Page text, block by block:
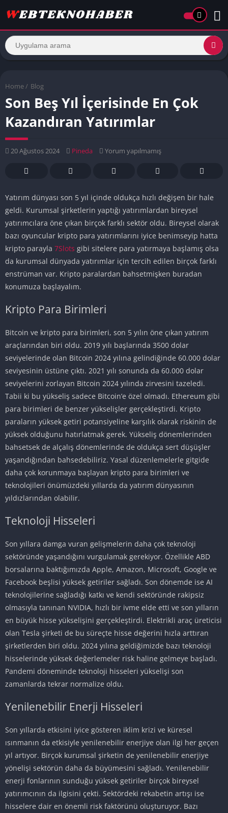
Home / Blog
Son Beş Yıl İçerisinde En Çok
Kazandıran Yatırımlar
20 Ağustos 2024 Pineda Yorum yapılmamış
Yatırım dünyası son 5 yıl içinde oldukça hızlı değişen bir hale
geldi. Kurumsal şirketlerin yaptığı yatırımlardan bireysel
yatırımcılara öne çıkan birçok farklı sektör oldu. Bireysel olarak
bazı oyuncular kripto para yatırımlarını iyice benimseyip hatta
kripto parayla 7Slots gibi sitelere para yatırmaya başlamış olsa
da kurumsal dünyada yatırımlar için tercih edilen birçok farklı
enstrüman var. Kripto paralardan bahsetmişken buradan
konumuza başlayalım.
Kripto Para Birimleri
Bitcoin ve kripto para birimleri, son 5 yılın öne çıkan yatırım
araçlarından biri oldu. 2019 yılı başlarında 3500 dolar
seviyelerinde olan Bitcoin 2024 yılına gelindiğinde 60.000 dolar
seviyesinin üstüne çıktı. 2021 yılı sonunda da 60.000 dolar
seviyelerini zorlayan Bitcoin 2024 yılında zirvesini tazeledi.
Tabii ki bu yükseliş sadece Bitcoin’e özel olmadı. Ethereum gibi
para birimleri de benzer yükselişler gerçekleştirdi. Kripto
paraların yüksek getiri potansiyeline karşılık olarak riskinin de
yüksek olduğunu hatırlatmak gerek. Yükseliş dönemlerinden
bahsetsek de alçalış dönemlerinde de oldukça sert düşüşler
yaşandığından bahsedebiliriz. Yasal düzenlemelerle gitgide
daha çok korunmaya başlayan kripto para birimleri ve
teknolojileri önümüzdeki yıllarda da yatırım dünyasının
yıldızlarından olabilir.
Teknoloji Hisseleri
Son yıllara damga vuran gelişmelerin daha çok teknoloji
sektöründe yaşandığını vurgulamak gerekiyor. Özellikle ABD
borsalarına baktığımızda Apple, Amazon, Microsoft, Google ve
Facebook beşlisi yüksek getiriler sağladı. Son dönemde ise AI
teknolojilerine sağladığı katkı ve kendi sektöründe rakipsiz
olmasıyla tanınan NVIDIA, hızlı bir ivme elde etti ve son yılların
en büyük hisse yükselişini gerçekleştirdi. Elektrikli araç üreticisi
olan Tesla şirketi de bu süreçte hisse değerini hızla arttıran
şirketlerden biri oldu. 2024 yılına geldiğimizde bazı teknoloji
hisselerinde yüksek değerlemeler risk haline gelmeye başladı.
Pandemi döneminde teknoloji hisseleri yükselişi son
zamanlarda tekrar normalize oldu.
Yenilenebilir Enerji Hisseleri
Son yıllarda etkisini iyice gösteren iklim krizi ve küresel
ısınmanın da etkisiyle yenilenebilir enerjiye olan ilgi her geçen
yıl artıyor. Birçok kurumsal şirketin de yenilenebilir enerjiye
yönelişi sektörün daha da büyümesini sağladı. Yenilenebilir
enerji fonlarının sunduğu yüksek getiriler birçok bireysel
yatırımcının da ilgisini çekti. Sektördeki rekabetin artışı ise
hisselere dair en önemli risk faktörünü oluşturuyor. Bazı